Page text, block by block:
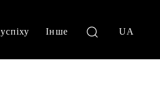
Інше UA